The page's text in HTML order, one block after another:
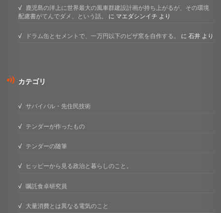
鹿児島の洋上に世界最大の風車群建設計画が持ち上がるが、その環境
配慮書がてんでダメ、という話。
に マエダシンイチ より
ドラム缶とセメントで、一万円以下のピザ窯を自作する。 に石井 より
カテゴリ
サバイバル・先住民技術
テンダーが作ったもの
テンダーの随筆
ヒッピーから見る政治と暮らしのこと。
嘱託食卓研究員
大量消費とは異なる電気のこと